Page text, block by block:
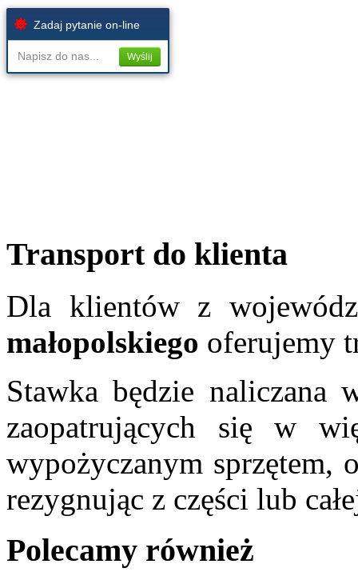
Zadaj pytanie on-line
Napisz do nas... Wyślij
Transport do klienta
Dla klientów z
małopolskiego oferujemy
Stawka będzie naliczana
zaopatrujących się w
wypożyczanym sprzętem,
rezygnując z części lub
Polecamy również